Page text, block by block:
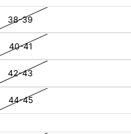
38-39
40-41
42-43
44-45